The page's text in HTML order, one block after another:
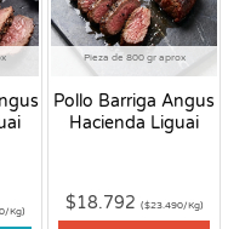
Kg)
Pieza de 800 gr aprox
Pollo Barriga Angus
Hacienda Liguai
$18.792 ($23.490/Kg)